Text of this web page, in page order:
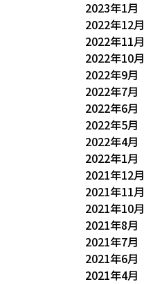
2023年1月
2022年12月
2022年11月
2022年10月
2022年9月
2022年7月
2022年6月
2022年5月
2022年4月
2022年1月
2021年12月
2021年11月
2021年10月
2021年8月
2021年7月
2021年6月
2021年4月